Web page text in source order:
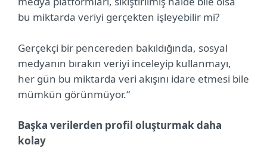
bu miktarda veriyi gerçekten işleyebilir mi?
Gerçekçi bir pencereden bakıldığında, sosyal
medyanın bırakın veriyi inceleyip kullanmayı,
her gün bu miktarda veri akışını idare etmesi bile
mümkün görünmüyor.“
Başka verilerden profil oluşturmak daha
kolay